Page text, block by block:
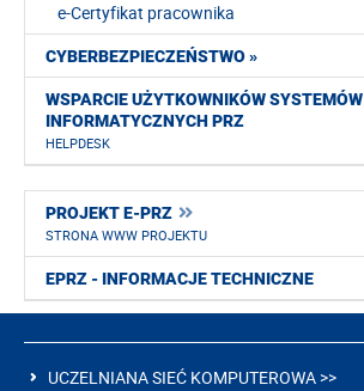
e-Certyfikat pracownika
CYBERBEZPIECZEŃSTWO »
WSPARCIE UŻYTKOWNIKÓW SYSTEMÓW
INFORMATYCZNYCH PRZ
HELPDESK
PROJEKT E-PRZ
STRONA WWW PROJEKTU
EPRZ - INFORMACJE TECHNICZNE
UCZELNIANA SIEĆ KOMPUTEROWA >>